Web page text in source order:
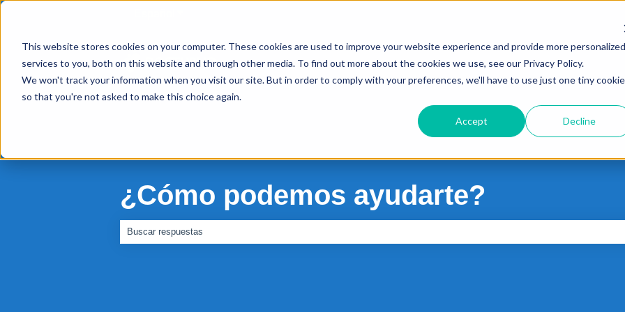
This website stores cookies on your computer. These cookies are used to improve your website experience and provide more personalized
services to you, both on this website and through other media. To find out more about the cookies we use, see our Privacy Policy.
We won't track your information when you visit our site. But in order to comply with your preferences, we'll have to use just one tiny cookie
so that you're not asked to make this choice again.
Accept Decline
¿Cómo podemos ayudarte?